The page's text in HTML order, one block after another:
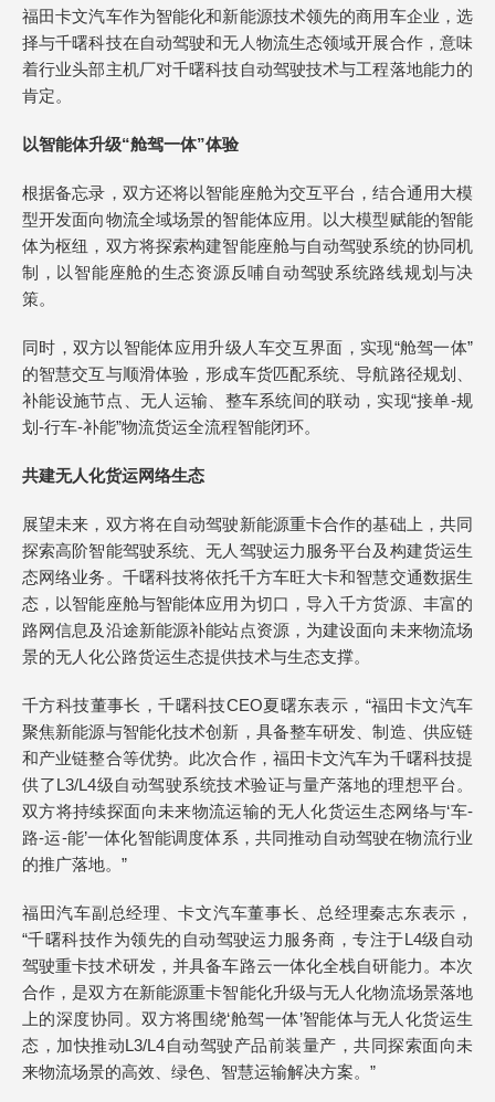
福田卡文汽车作为智能化和新能源技术领先的商用车企业，选
择与千曙科技在自动驾驶和无人物流生态领域开展合作，意味
着行业头部主机厂对千曙科技自动驾驶技术与工程落地能力的
肯定。
以智能体升级“舱驾一体”体验
根据备忘录，双方还将以智能座舱为交互平台，结合通用大模
型开发面向物流全域场景的智能体应用。以大模型赋能的智能
体为枢纽，双方将探索构建智能座舱与自动驾驶系统的协同机
制，以智能座舱的生态资源反哺自动驾驶系统路线规划与决
策。
同时，双方以智能体应用升级人车交互界面，实现“舱驾一体”
的智慧交互与顺滑体验，形成车货匹配系统、导航路径规划、
补能设施节点、无人运输、整车系统间的联动，实现“接单-规
划-行车-补能”物流货运全流程智能闭环。
共建无人化货运网络生态
展望未来，双方将在自动驾驶新能源重卡合作的基础上，共同
探索高阶智能驾驶系统、无人驾驶运力服务平台及构建货运生
态网络业务。千曙科技将依托千方车旺大卡和智慧交通数据生
态，以智能座舱与智能体应用为切口，导入千方货源、丰富的
路网信息及沿途新能源补能站点资源，为建设面向未来物流场
景的无人化公路货运生态提供技术与生态支撑。
千方科技董事长，千曙科技CEO夏曙东表示，“福田卡文汽车
聚焦新能源与智能化技术创新，具备整车研发、制造、供应链
和产业链整合等优势。此次合作，福田卡文汽车为千曙科技提
供了L3/L4级自动驾驶系统技术验证与量产落地的理想平台。
双方将持续探面向未来物流运输的无人化货运生态网络与‘车-
路-运-能’一体化智能调度体系，共同推动自动驾驶在物流行业
的推广落地。”
福田汽车副总经理、卡文汽车董事长、总经理秦志东表示，
“千曙科技作为领先的自动驾驶运力服务商，专注于L4级自动
驾驶重卡技术研发，并具备车路云一体化全栈自研能力。本次
合作，是双方在新能源重卡智能化升级与无人化物流场景落地
上的深度协同。双方将围绕‘舱驾一体’智能体与无人化货运生
态，加快推动L3/L4自动驾驶产品前装量产，共同探索面向未
来物流场景的高效、绿色、智慧运输解决方案。”